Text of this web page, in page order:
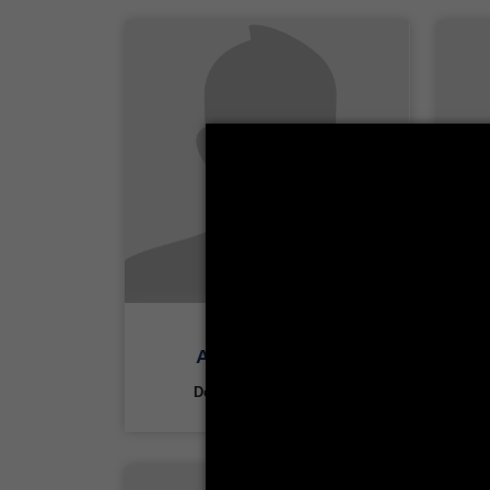
Alya Ben Rejeb
Département Français